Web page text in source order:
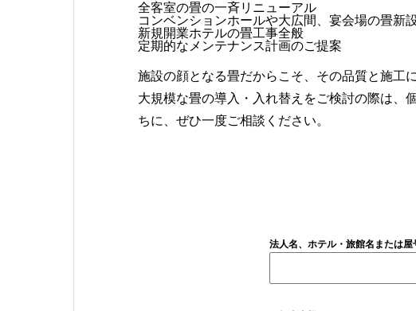
全客室の畳の一斉リニューアル
コンベンションホールや大広間、宴会場の畳新
新規開業ホテルの畳工事全般
定期的なメンテナンス計画のご提案
施設の顔となる畳だからこそ、その品質と施工
大規模な畳の導入・入れ替えをご検討の際は、
ちに、ぜひ一度ご相談ください。
法人名、ホテル・旅館名または